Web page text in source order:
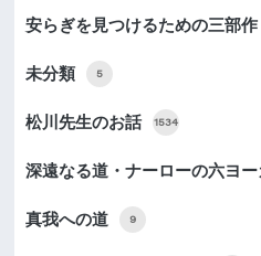
安らぎを見つけるための三部作
未分類 5
松川先生のお話 1534
深遠なる道・ナーローの六ヨ
真我への道 9